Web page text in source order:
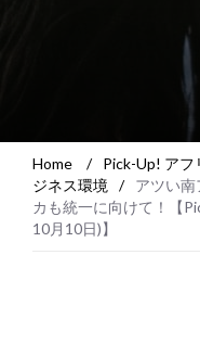
Home / Pick-Up! アフ
ジネス環境
/
アツい
カも統一に向けて！【
10月10日)】